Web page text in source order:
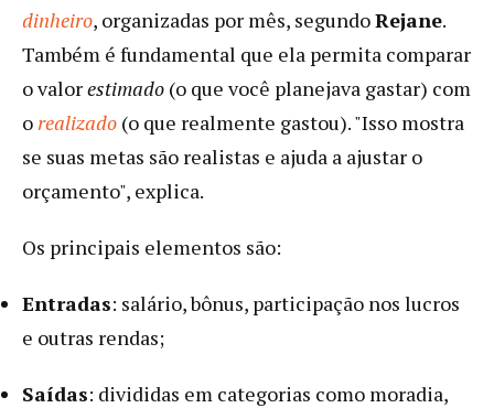
dinheiro, organizadas por mês, segundoRejane.
Também é fundamental que ela permita comparar
o valorestimado (o que você planejava gastar) com
orealizado (o que realmente gastou). "Isso mostra
se suas metas são realistas e ajuda a ajustar o
orçamento", explica.
Os principais elementos são:
Entradas: salário, bônus, participação nos lucros
e outras rendas;
Saídas: divididas em categorias como moradia,